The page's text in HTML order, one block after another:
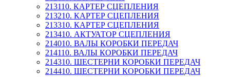
213110. КАРТЕР СЦЕПЛЕНИЯ
213210. КАРТЕР СЦЕПЛЕНИЯ
213310. КАРТЕР СЦЕПЛЕНИЯ
213410. АКТУАТОР СЦЕПЛЕНИЯ
214010. ВАЛЫ КОРОБКИ ПЕРЕДАЧ
214110. ВАЛЫ КОРОБКИ ПЕРЕДАЧ
214310. ШЕСТЕРНИ КОРОБКИ ПЕРЕДАЧ
214410. ШЕСТЕРНИ КОРОБКИ ПЕРЕДАЧ